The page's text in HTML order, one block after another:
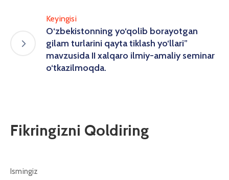
Keyingisi
O‘zbekistonning yo‘qolib borayotgan
gilam turlarini qayta tiklash yo‘llari”
mavzusida II xalqaro ilmiy-amaliy seminar
o‘tkazilmoqda.
Fikringizni Qoldiring